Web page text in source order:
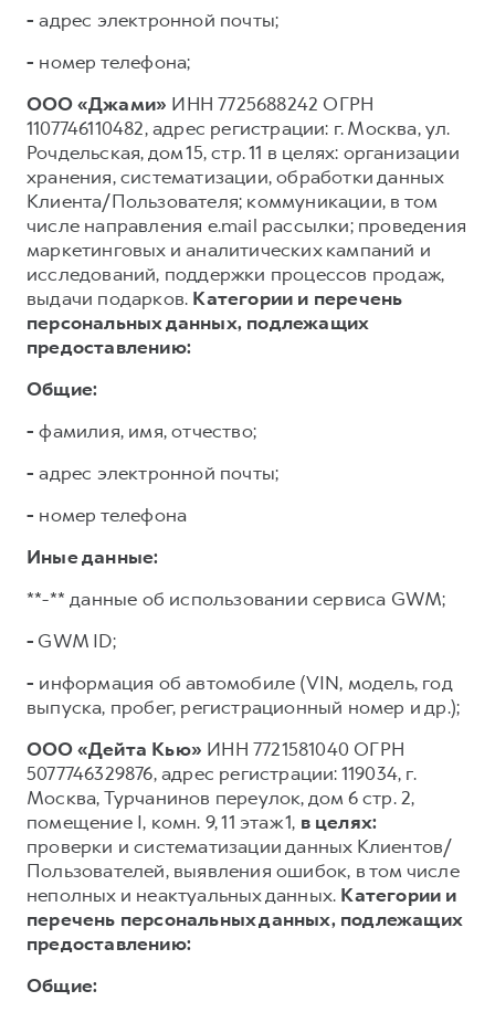
- адрес электронной почты;
- номер телефона;
ООО «Джами» ИНН 7725688242 ОГРН
1107746110482, адрес регистрации: г. Москва, ул.
Рочдельская, дом 15, стр. 11 в целях: организации
хранения, систематизации, обработки данных
Клиента/Пользователя; коммуникации, в том
числе направления e.mail рассылки; проведения
маркетинговых и аналитических кампаний и
исследований, поддержки процессов продаж,
выдачи подарков. Категории и перечень
персональных данных, подлежащих
предоставлению:
Общие:
- фамилия, имя, отчество;
- адрес электронной почты;
- номер телефона
Иные данные:
**-** данные об использовании сервиса GWM;
- GWM ID;
- информация об автомобиле (VIN, модель, год
выпуска, пробег, регистрационный номер и др.);
ООО «Дейта Кью» ИНН 7721581040 ОГРН
5077746329876, адрес регистрации: 119034, г.
Москва, Турчанинов переулок, дом 6 стр. 2,
помещение I, комн. 9, 11 этаж 1, в целях:
проверки и систематизации данных Клиентов/
Пользователей, выявления ошибок, в том числе
неполных и неактуальных данных. Категории и
перечень персональных данных, подлежащих
предоставлению:
Общие: